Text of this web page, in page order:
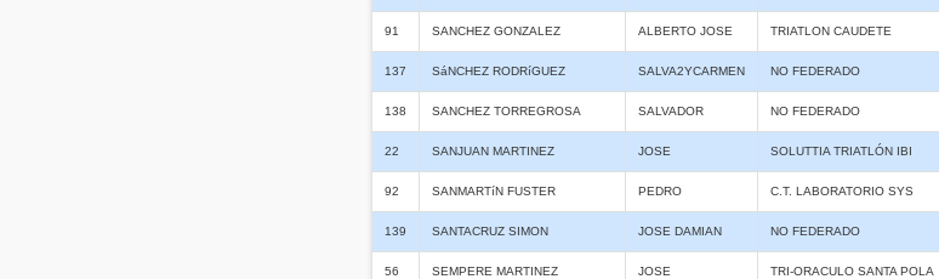
91 SANCHEZ GONZALEZ ALBERTO JOSE TRIATLON CAUDETE
137 SáNCHEZ RODRíGUEZ SALVA2YCARMEN NO FEDERADO
138 SANCHEZ TORREGROSA SALVADOR NO FEDERADO
22 SANJUAN MARTINEZ JOSE SOLUTTIA TRIATLÓN IBI
92 SANMARTíN FUSTER PEDRO C.T. LABORATORIO SYS
139 SANTACRUZ SIMON JOSE DAMIAN NO FEDERADO
56 SEMPERE MARTINEZ JOSE TRI-ORACULO SANTA POLA